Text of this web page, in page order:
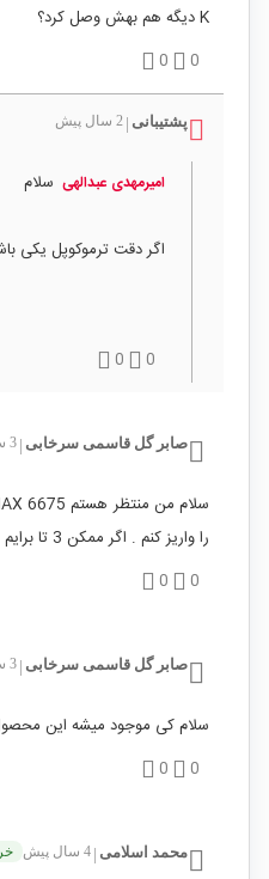
K دیگه هم بهش وصل کرد؟
0
0
پشتیبانی 2 سال پیش
امیرمهدی عبدالهی سلام
اگر دقت ترموکوپل یکی
0
0
صابر گل قاسمی سرخابی 3 سال پیش
را واریز کنم . اگر ممکن 3 تا برایم موجود بفرمایید
0
0
صابر گل قاسمی سرخابی 3 سال پیش
سلام کی موجود میشه این
0
0
محمد اسلامی 4 سال پیش